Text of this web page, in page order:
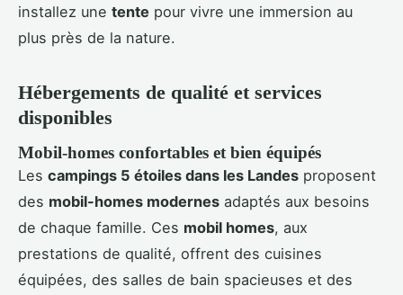
installez une tente pour vivre une immersion au
plus près de la nature.
Hébergements de qualité et services
disponibles
Mobil-homes confortables et bien équipés
Les campings 5 étoiles dans les Landes proposent
des mobil-homes modernes adaptés aux besoins
de chaque famille. Ces mobil homes, aux
prestations de qualité, offrent des cuisines
équipées, des salles de bain spacieuses et des